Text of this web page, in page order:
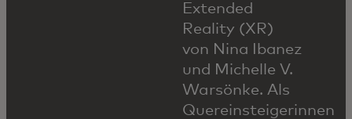
Extended
Reality (XR)
von Nina Ibanez
und Michelle V.
Warsönke. Als
Quereinsteigerinnen